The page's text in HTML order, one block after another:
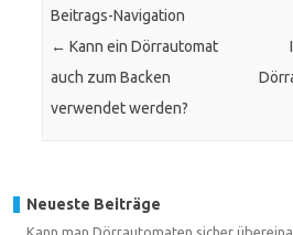
Beitrags-Navigation
← Kann ein Dörrautomat
auch zum Backen
verwendet werden?
Neueste Beiträge
Kann man Dörrautomaten sicher